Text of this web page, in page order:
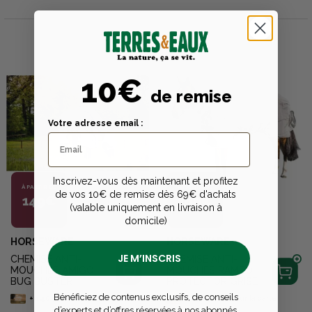
À PARTIR DE
149€
HORSEWARE
CHEMISE ANTI-
MOUCHES AMIGO
BUG BUSTER
+ pointssur la carte
À PARTIR DE
189€
HORSEWARE
CHEMISE ANTI-
MOUCHES RAMBO
+ 180pointssur la carte
10€ de remise
Votre adresse email :
Inscrivez-vous dès maintenant et profitez
de vos 10€ de remise dès 69€ d'achats
(valable uniquement en livraison à
domicile)
JE M’INSCRIS
Bénéficiez de contenus exclusifs, de conseils